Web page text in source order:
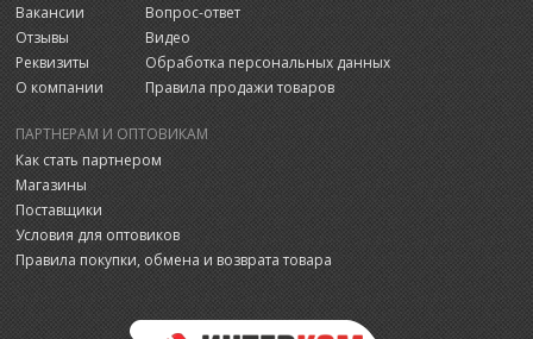
Вакансии
Отзывы
Реквизиты
О компании
Вопрос-ответ
Видео
Обработка персональных данных
Правила продажи товаров
ПАРТНЕРАМ И ОПТОВИКАМ
Как стать партнером
Магазины
Поставщики
Условия для оптовиков
Правила покупки, обмена и возврата товара